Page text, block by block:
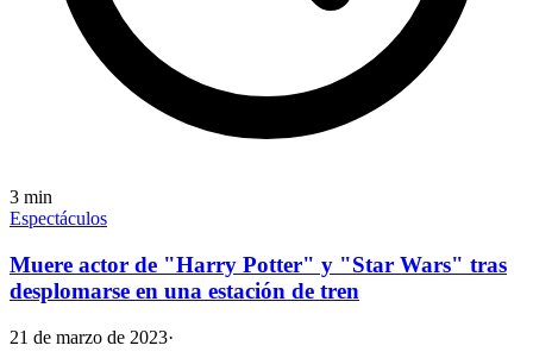
3 min
Espectáculos
Muere actor de "Harry Potter" y "Star Wars" tras
desplomarse en una estación de tren
21 de marzo de 2023·